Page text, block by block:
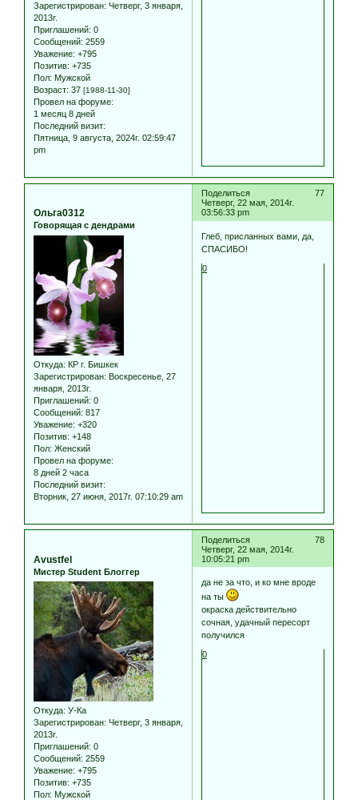
Зарегистрирован: Четверг, 3 января,
2013г.
Приглашений: 0
Сообщений: 2559
Уважение: +795
Позитив: +735
Пол: Мужской
Возраст: 37 [1988-11-30]
Провел на форуме:
1 месяц 8 дней
Последний визит:
Пятница, 9 августа, 2024г. 02:59:47
pm
Поделиться
77
Четверг, 22 мая, 2014г.
03:56:33 pm
Ольга0312
Говорящая с дендрами
Откуда: КР г. Бишкек
Зарегистрирован: Воскресенье, 27
января, 2013г.
Приглашений: 0
Сообщений: 817
Уважение: +320
Позитив: +148
Пол: Женский
Провел на форуме:
8 дней 2 часа
Последний визит:
Вторник, 27 июня, 2017г. 07:10:29 am
Глеб, присланных вами, да,
СПАСИБО!
0
Поделиться
78
Четверг, 22 мая, 2014г.
10:05:21 pm
Avustfel
Мистер Student Блоггер
Откуда: У-Ка
Зарегистрирован: Четверг, 3 января,
2013г.
Приглашений: 0
Сообщений: 2559
Уважение: +795
Позитив: +735
Пол: Мужской
да не за что, и ко мне вроде
на ты
окраска действительно
сочная, удачный пересорт
получился
0